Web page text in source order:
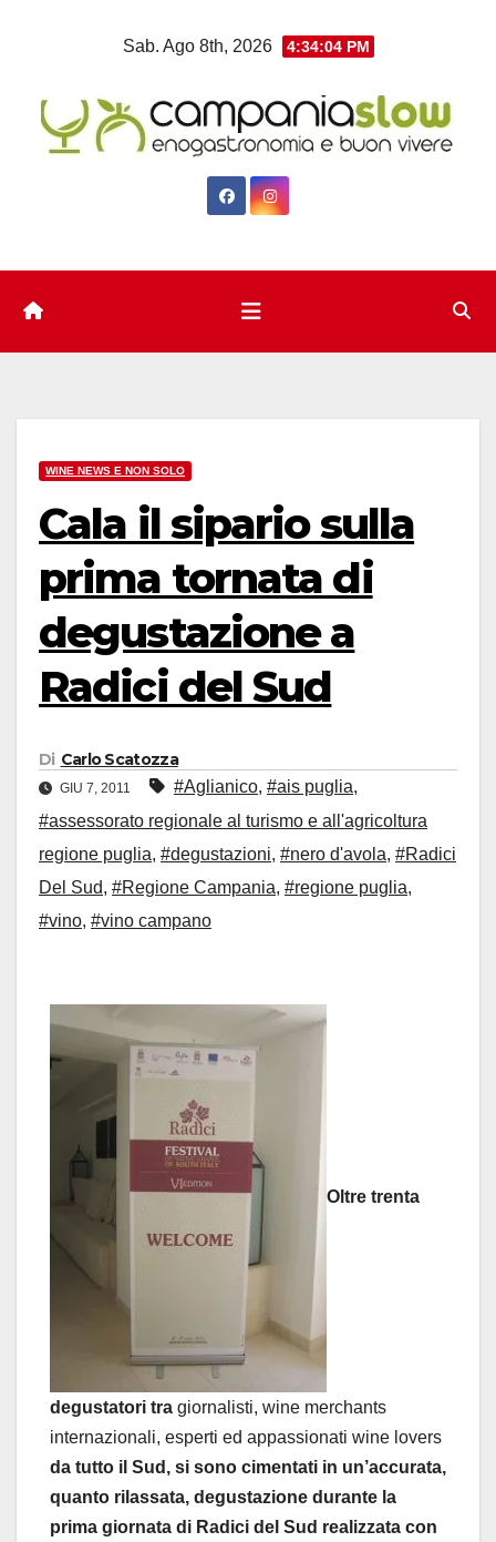
Sab. Ago 8th, 2026 4:34:05 PM
WINE NEWS E NON SOLO
Cala il sipario sulla
prima tornata di
degustazione a
Radici del Sud
Di Carlo Scatozza
GIU 7, 2011 #Aglianico, #ais puglia,
#assessorato regionale al turismo e all'agricoltura
regione puglia, #degustazioni, #nero d'avola, #Radici
Del Sud, #Regione Campania, #regione puglia,
#vino, #vino campano
Oltre trenta
degustatori tra giornalisti, wine merchants
internazionali, esperti ed appassionati wine lovers
da tutto il Sud, si sono cimentati in un’accurata,
quanto rilassata, degustazione durante la
prima giornata di Radici del Sud realizzata con